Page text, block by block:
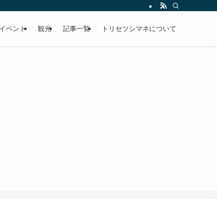
ベント 観光 記事一覧 トリセツシマネについて